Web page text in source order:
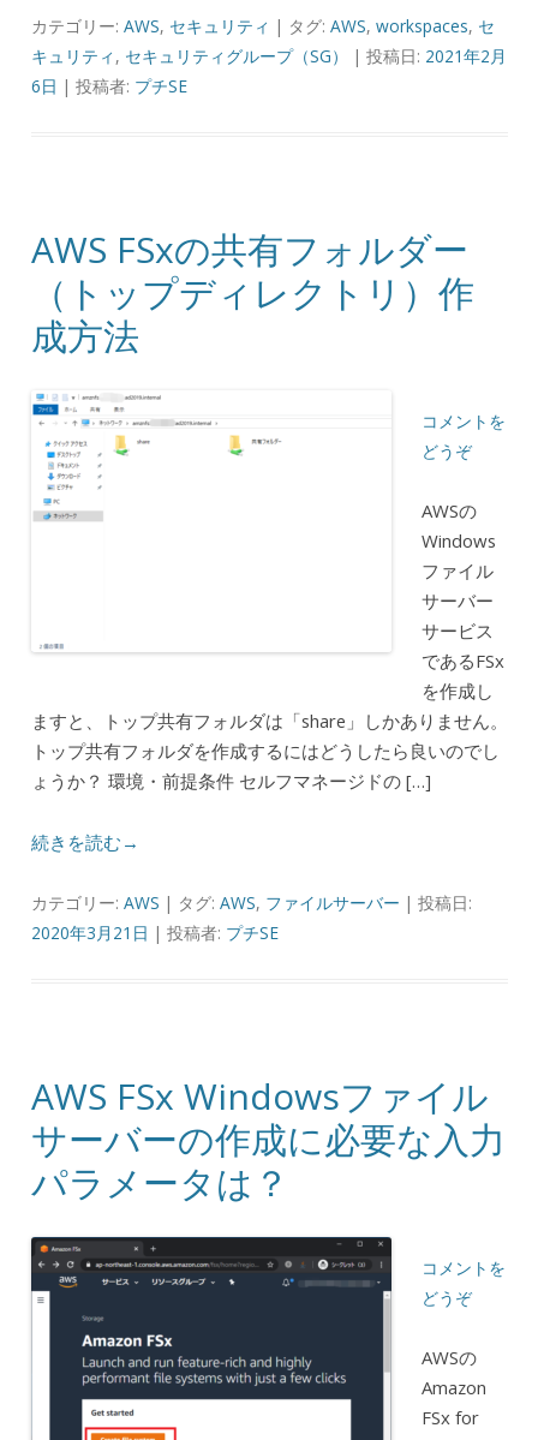
カテゴリー: AWS, セキュリティ | タグ: AWS, workspaces, セ
キュリティ , セキュリティグループ（SG） | 投稿日: 2021年2月
6日 | 投稿者: プチSE
AWS FSxの共有フォルダー
（トップディレクトリ）作
成方法
コメントを
どうぞ
AWSの
Windows
ファイル
サーバー
サービス
であるFSx
を作成し
ますと、トップ共有フォルダは「share」しかありません。
トップ共有フォルダを作成するにはどうしたら良いのでし
ょうか？ 環境・前提条件 セルフマネージドの […]
続きを読む→
カテゴリー: AWS | タグ: AWS, ファイルサーバー | 投稿日:
2020年3月21日 | 投稿者: プチSE
AWS FSx Windowsファイル
サーバーの作成に必要な入力
パラメータは？
コメントを
どうぞ
AWSの
Amazon
FSx for